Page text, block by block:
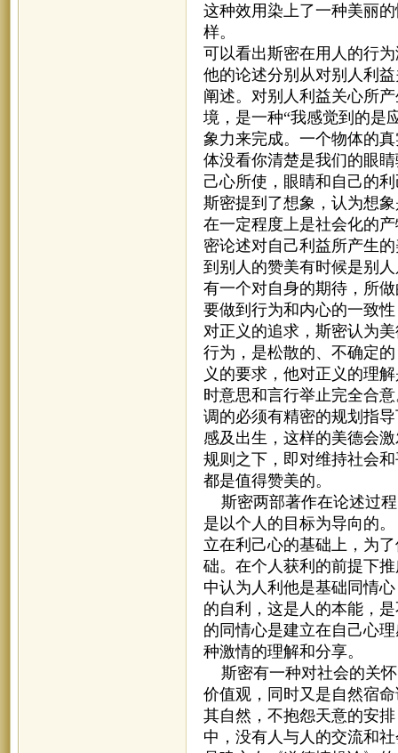
这种效用染上了一种美丽
样。
可以看出斯密在用人的行
他的论述分别从对别人利
阐述。对别人利益关心所
境，是一种“我感觉到的是
象力来完成。一个物体的
体没看你清楚是我们的眼
己心所使，眼睛和自己的
斯密提到了想象，认为想
在一定程度上是社会化的
密论述对自己利益所产生
到别人的赞美有时候是别
有一个对自身的期待，所
要做到行为和内心的一致
对正义的追求，斯密认为
行为，是松散的、不确定
义的要求，他对正义的理
时意思和言行举止完全合
调的必须有精密的规划指
感及出生，这样的美德会
规则之下，即对维持社会
都是值得赞美的。
斯密两部著作在论述过程
是以个人的目标为导向的
立在利己心的基础上，为
础。在个人获利的前提下
中认为人利他是基础同情
的自利，这是人的本能，
的同情心是建立在自己心
种激情的理解和分享。
斯密有一种对社会的关怀
价值观，同时又是自然宿
其自然，不抱怨天意的安
中，没有人与人的交流和